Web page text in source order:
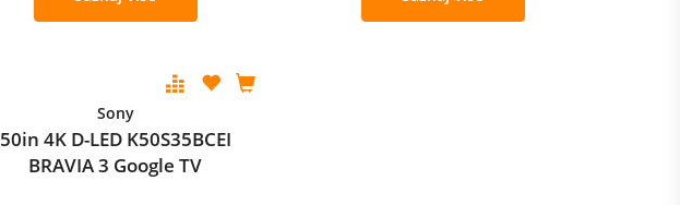
Sony
50in 4K D-LED K50S35BCEI
BRAVIA 3 Google TV